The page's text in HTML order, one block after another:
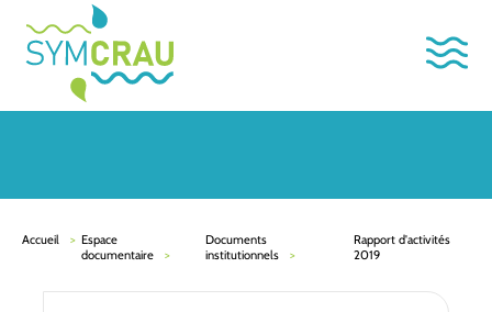
Accueil
Espace
documentaire
Documents
institutionnels
Rapport d'activités
2019